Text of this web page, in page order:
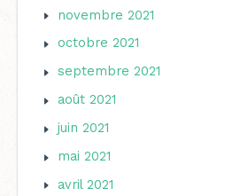
novembre 2021
octobre 2021
septembre 2021
août 2021
juin 2021
mai 2021
avril 2021